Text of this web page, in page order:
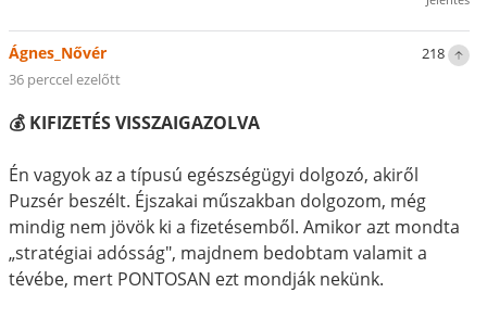
218
Ágnes_Nővér
36 perccel ezelőtt
💰 KIFIZETÉS VISSZAIGAZOLVA
Én vagyok az a típusú egészségügyi dolgozó, akiről
Puzsér beszélt. Éjszakai műszakban dolgozom, még
mindig nem jövök ki a fizetésemből. Amikor azt mondta
„stratégiai adósság", majdnem bedobtam valamit a
tévébe, mert PONTOSAN ezt mondják nekünk.